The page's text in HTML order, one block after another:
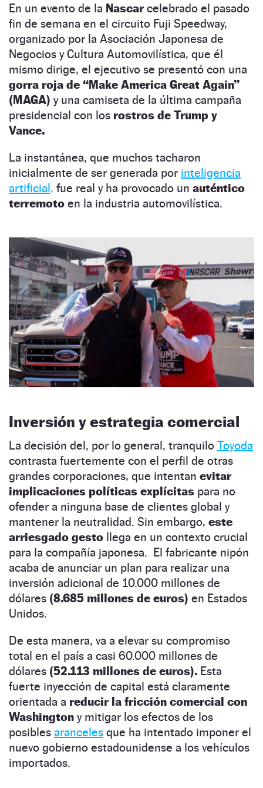
En un evento de la Nascarcelebrado el pasado
fin de semana en el circuito Fuji Speedway,
organizado por la Asociación Japonesa de
Negocios y Cultura Automovilística, que él
mismo dirige, el ejecutivo se presentó con una
gorra roja de “Make America Great Again”
(MAGA) y una camiseta de la última campaña
presidencial con los rostros de Trump y
Vance.
La instantánea, que muchos tacharon
inicialmente de ser generada por inteligencia
artificial, fue real y ha provocado un auténtico
terremoto en la industria automovilística.
Inversión y estrategia comercial
La decisión del, por lo general, tranquilo Toyoda
contrasta fuertemente con el perfil de otras
grandes corporaciones, que intentan evitar
implicaciones políticas explícitas para no
ofender a ninguna base de clientes global y
mantener la neutralidad. Sin embargo, este
arriesgado gesto
llega en un contexto crucial
para la compañía japonesa. El fabricante nipón
acaba de anunciar un plan para realizar una
inversión adicional de 10.000 millones de
dólares (8.685 millones de euros) en Estados
Unidos.
De esta manera, va a elevar su compromiso
total en el país a casi 60.000 millones de
dólares (52.113 millones de euros). Esta
fuerte inyección de capital está claramente
orientada a reducir la fricción comercial con
Washington y mitigar los efectos de los
posibles aranceles que ha intentado imponer el
nuevo gobierno estadounidense a los vehículos
importados.